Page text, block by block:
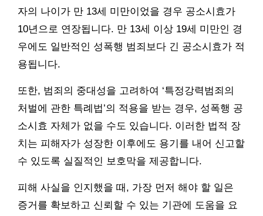
자의 나이가 만 13세 미만이었을 경우 공소시효가
10년으로 연장됩니다. 만 13세 이상 19세 미만인 경
우에도 일반적인 성폭행 범죄보다 긴 공소시효가 적
용됩니다.
또한, 범죄의 중대성을 고려하여 ‘특정강력범죄의
처벌에 관한 특례법’의 적용을 받는 경우, 성폭행 공
소시효 자체가 없을 수도 있습니다. 이러한 법적 장
치는 피해자가 성장한 이후에도 용기를 내어 신고할
수 있도록 실질적인 보호막을 제공합니다.
피해 사실을 인지했을 때, 가장 먼저 해야 할 일은
증거를 확보하고 신뢰할 수 있는 기관에 도움을 요